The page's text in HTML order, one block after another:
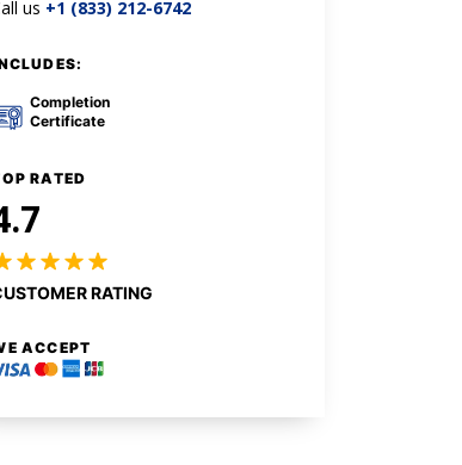
us +1 (833) 212-6742
Completion
Certificate
RATED
RATING
ACCEPT